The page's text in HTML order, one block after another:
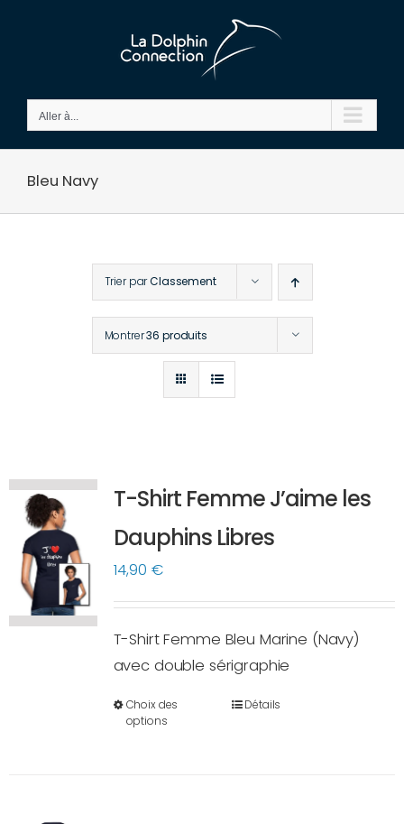
Aller à...
Bleu Navy
Trier parClassement
Montrer36 produits
T-Shirt Femme J’aime les
Dauphins Libres
14,90 €
T-Shirt Femme Bleu Marine (Navy)
avec double sérigraphie
Choix des
options
CeDétails